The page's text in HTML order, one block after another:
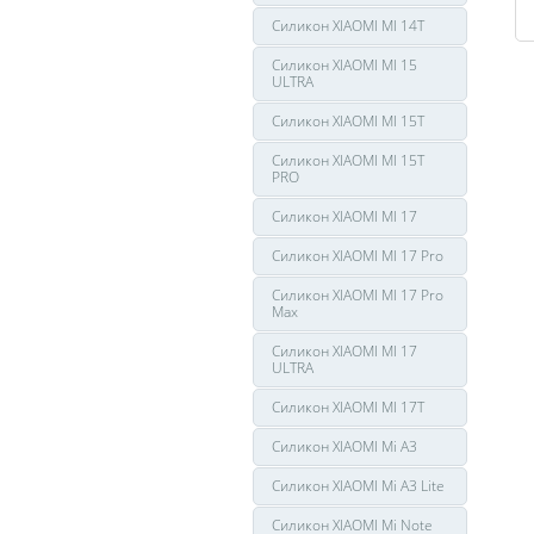
Силикон XIAOMI MI 14T
Силикон XIAOMI MI 15
ULTRA
Силикон XIAOMI MI 15T
Силикон XIAOMI MI 15T
PRO
Силикон XIAOMI MI 17
Силикон XIAOMI MI 17 Pro
Силикон XIAOMI MI 17 Pro
Max
Силикон XIAOMI MI 17
ULTRA
Силикон XIAOMI MI 17T
Силикон XIAOMI Mi A3
Силикон XIAOMI Mi A3 Lite
Силикон XIAOMI Mi Note